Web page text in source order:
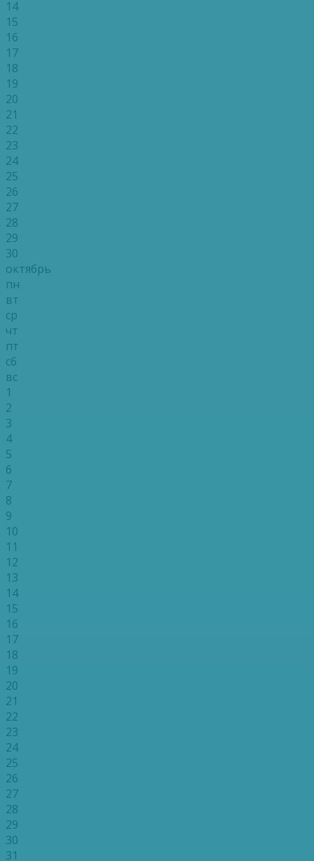
14
15
16
17
18
19
20
21
22
23
24
25
26
27
28
29
30
октябрь
пн
вт
ср
чт
пт
сб
вс
1
2
3
4
5
6
7
8
9
10
11
12
13
14
15
16
17
18
19
20
21
22
23
24
25
26
27
28
29
30
31